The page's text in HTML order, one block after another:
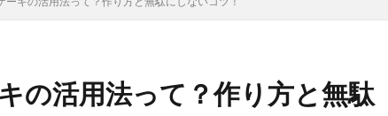
の活用法って？作り方と無駄